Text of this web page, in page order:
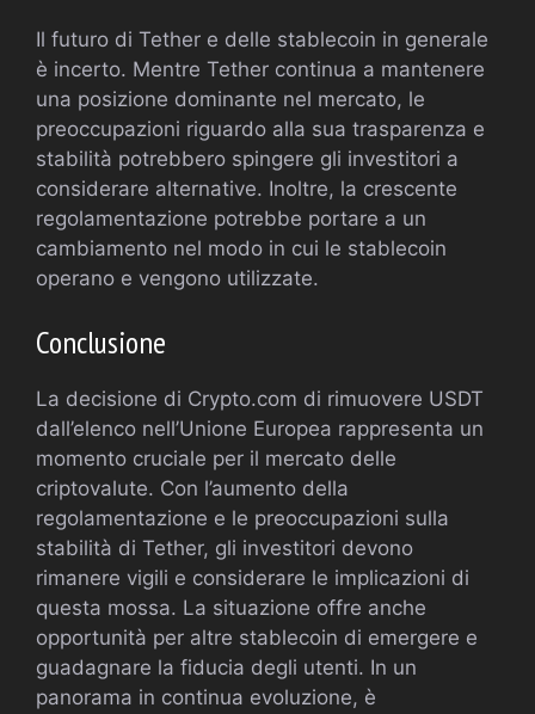
Il futuro di Tether e delle stablecoin in generale
è incerto. Mentre Tether continua a mantenere
una posizione dominante nel mercato, le
preoccupazioni riguardo alla sua trasparenza e
stabilità potrebbero spingere gli investitori a
considerare alternative. Inoltre, la crescente
regolamentazione potrebbe portare a un
cambiamento nel modo in cui le stablecoin
operano e vengono utilizzate.
Conclusione
La decisione di Crypto.com di rimuovere USDT
dall’elenco nell’Unione Europea rappresenta un
momento cruciale per il mercato delle
criptovalute. Con l’aumento della
regolamentazione e le preoccupazioni sulla
stabilità di Tether, gli investitori devono
rimanere vigili e considerare le implicazioni di
questa mossa. La situazione offre anche
opportunità per altre stablecoin di emergere e
guadagnare la fiducia degli utenti. In un
panorama in continua evoluzione, è